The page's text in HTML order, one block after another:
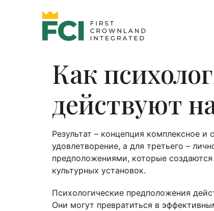
Как
действуют
Результат – концепция комплексное
удовлетворение, а для третьего –
предположениями, которые
культурных установок.
Психологические предположения
Они могут превратиться в